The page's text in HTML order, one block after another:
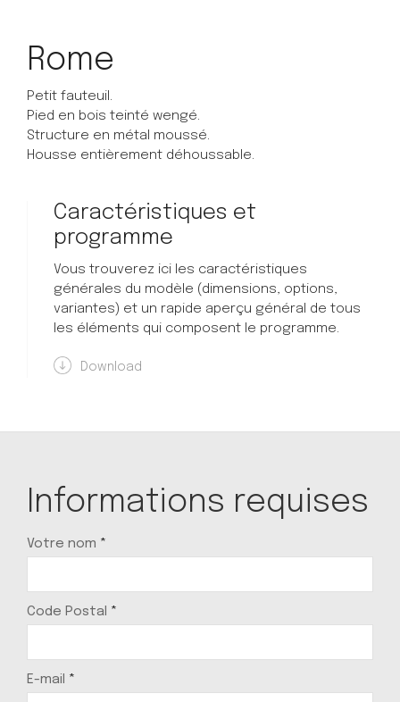
Rome
Petit fauteuil.
Pied en bois teinté wengé.
Structure en métal moussé.
Housse entièrement déhoussable.
Caractéristiques et
programme
Vous trouverez ici les caractéristiques
générales du modèle (dimensions, options,
variantes) et un rapide aperçu général de tous
les éléments qui composent le programme.
Download
Informations requises
Votre nom *
Code Postal *
E-mail *